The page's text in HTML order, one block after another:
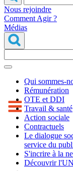
Nous rejoindre
Comment Agir ?
Médias
Qui sommes-
Rémunération
OTE et DDI
Travail & santé
Action sociale
Contractuels
Le dialogue
service du
S'incrire à la
Découvrir